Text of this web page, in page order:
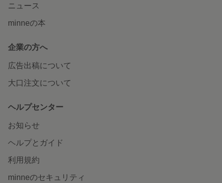
ニュース
minneの本
企業の方へ
広告出稿について
大口注文について
ヘルプセンター
お知らせ
ヘルプとガイド
利用規約
minneのセキュリティ